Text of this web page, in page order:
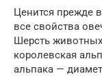
Ценится прежде
все свойства
Шерсть
королевская
альпака —